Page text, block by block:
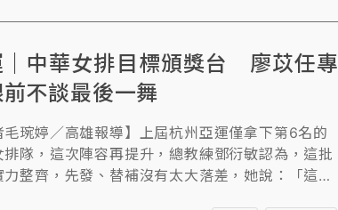
｜中華女排目標頒獎台 廖苡任專
不談最後一舞
毛琬婷／高雄報導】上屆杭州亞運僅拿下第6名的
排隊，這次陣容再提升，總教練鄧衍敏認為，這批
力整齊，先發、替補沒有太大落差，她說：「這次